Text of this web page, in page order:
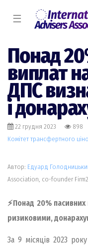
☰
Понад
виплат
ДПС
і
22 грудня 2023 898
Комiтет трансфертного
Автор: Едуард
Association, co-founder
⚡️Понад 20%
ризиковими,
За 9 місяців 2023